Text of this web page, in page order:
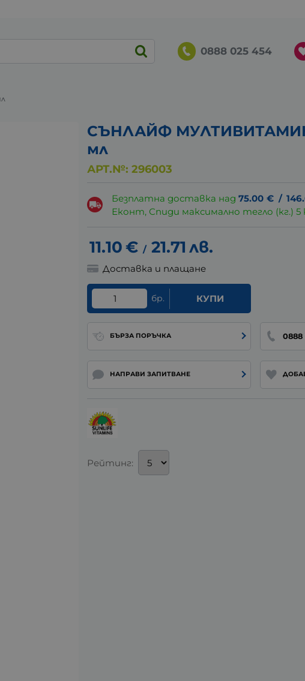
0888 025 454
СЪНЛАЙФ
мл
АРТ.№: 296003
Безплатна доставка над75.00 € /
Еконт, Спиди максимално тегло (кг.) 5
11.10€ / 21.71 лв.
Доставка и плащане
бр. КУПИ
БЪРЗА ПОРЪЧКА 0888
НАПРАВИ ЗАПИТВАНЕ
Рейтинг: